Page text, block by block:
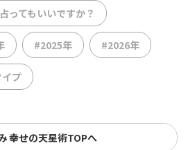
ってもいいですか？
#2025年 #2026年
プ
幸せの天星術TOPへ